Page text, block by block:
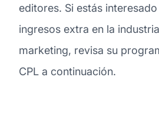
editores. Si estás
ingresos extra en la
marketing, revisa su
CPL a continuación.